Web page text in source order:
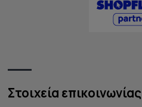
Στοιχεία επικοινωνίας